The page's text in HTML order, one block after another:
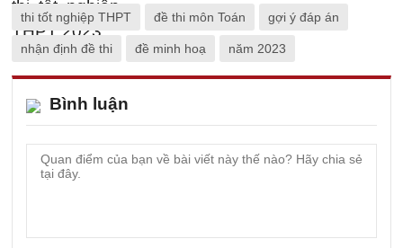
thi tốt nghiệp THPT đề thi môn Toán gợi ý đáp án
nhận định đề thi đề minh hoạ năm 2023
Bình luận